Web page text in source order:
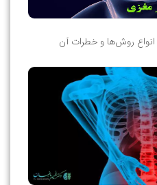
انواع روش‌ها و خطرات آن